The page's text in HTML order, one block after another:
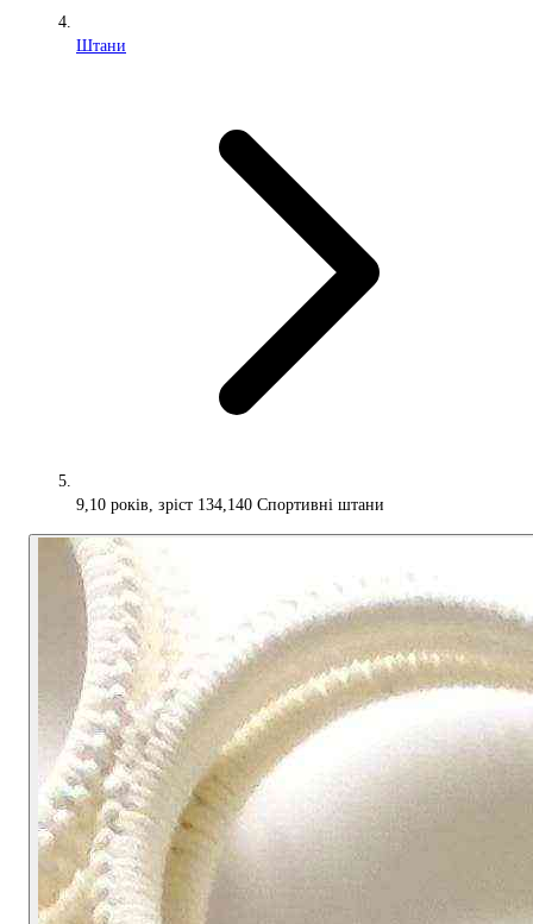
Штани
9,10 років, зріст 134,140 Спортивні штани